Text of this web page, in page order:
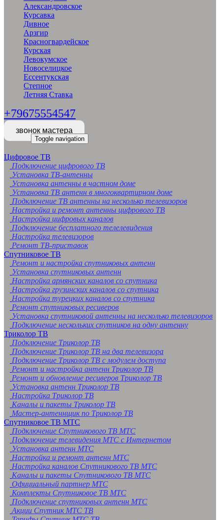
Александровское
Курсавка
Дивное
Арзгир
Красногвардейское
Курская
Левокумское
Новоселицкое
Ессентукская
Степное
Летняя Ставка
+79675554547
звонок мастера
Toggle navigation
Цифровое ТВ
Подключение цифрового ТВ
Установка ТВ-антенны
Установка антенны в частном доме
Установка ТВ антенн в многоквартирном доме
Подключение ТВ антенны на несколько телевизоров
Настройка и ремонт антенны цифрового ТВ
Настройка цифровых каналов
Подключение бесплатного телелевидения
Настройка телевизоров
Ремонт ТВ-приставок
Спутниковое ТВ
Ремонт и настройка спутниковых антенн
Установка спутниковых антенн
Настройка армянских каналов со спутника
Настройка грузинских каналов со спутника
Настройка турецких каналов со спутника
Ремонт спутниковых ресиверов
Установка спутниковой антенны на несколько телевизоров
Подключение нескольких спутников на одну антенну
Триколор ТВ
Подключение Триколор ТВ
Подключение Триколор ТВ на два телевизора
Подключение Триколор ТВ с модулем доступа
Ремонт и настройка антенн Триколор ТВ
Ремонт и обновление ресиверов Триколор ТВ
Установка антенн Триколор ТВ
Настройка Триколор ТВ
Каналы и пакеты Триколор ТВ
Мастер-антеннщик по Триколор ТВ
Спутниковое ТВ МТС
Подключение Спутникового ТВ МТС
Подключение телевидения МТС с Интернетом
Установка антенн МТС
Настройка и ремонт антенн МТС
Настройка каналов Спутникового ТВ МТС
Каналы и пакеты Спутникового ТВ МТС
Официальный партнер МТС
Комплекты Спутниковое ТВ МТС
Подключение спутниковых антенн МТС
Акции Спутник МТС ТВ